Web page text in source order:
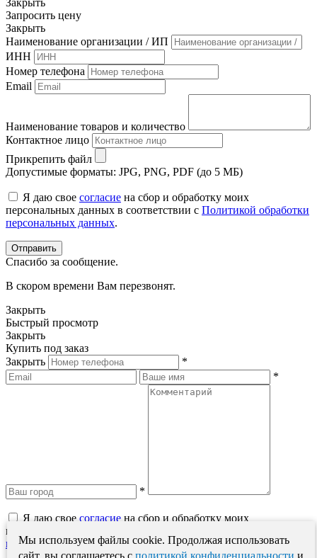
Мы используем файлы cookie. Продолжая использовать
сайт, вы соглашаетесь с политикой конфиденциальности и
Запросить цену
Закрыть
Наименование организации / ИП
ИНН
Номер телефона
Email
Наименование товаров и количество
Контактное лицо
Прикрепить файл
Допустимые форматы: JPG, PNG, PDF (до 5 МБ)
Я даю свое согласие на сбор и обработку моих
персональных данных в соответствии с Политикой обработки
персональных данных.
Спасибо за сообщение.
В скором времени Вам перезвонят.
Закрыть
Быстрый просмотр
Закрыть
Купить под заказ
Закрыть
*
*
*
Я даю своесогласиена сбор и обработку моих
персональных данных в соответствии с
персональных данных.